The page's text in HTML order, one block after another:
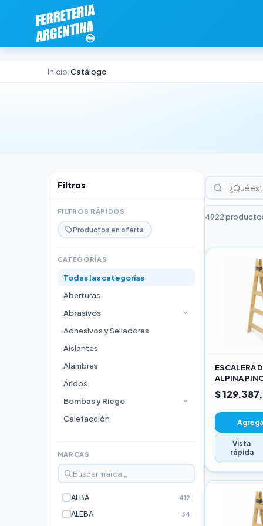
Inicio/Catálogo
Filtros
FILTROS RÁPIDOS
Productos en oferta
CATEGORÍAS
Todas las categorías
Aberturas
Abrasivos
Adhesivos y Selladores
Aislantes
Alambres
Áridos
Bombas y Riego
Calefacción
Durlock
Electricidad e Iluminación
MARCAS
ALBA 412
ALEBA 34
4922
ESCALERA
ALPINA
3,00M PRO
$
Vista
rápida